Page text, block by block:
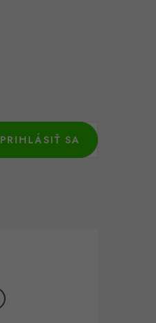
PRIHLÁSIŤ SA